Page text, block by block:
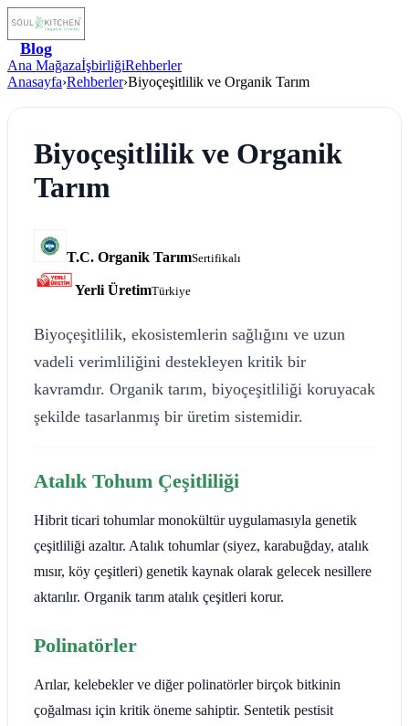
Blog
Ana MağazaİşbirliğiRehberler
Anasayfa›Rehberler›Biyoçeşitlilik ve Organik Tarım
Biyoçeşitlilik ve Organik
Tarım
T.C. Organik TarımSertifikalı
Yerli ÜretimTürkiye
Biyoçeşitlilik, ekosistemlerin sağlığını ve uzun
vadeli verimliliğini destekleyen kritik bir
kavramdır. Organik tarım, biyoçeşitliliği koruyacak
şekilde tasarlanmış bir üretim sistemidir.
Atalık Tohum Çeşitliliği
Hibrit ticari tohumlar monokültür uygulamasıyla genetik
çeşitliliği azaltır. Atalık tohumlar (siyez, karabuğday, atalık
mısır, köy çeşitleri) genetik kaynak olarak gelecek nesillere
aktarılır. Organik tarım atalık çeşitleri korur.
Polinatörler
Arılar, kelebekler ve diğer polinatörler birçok bitkinin
çoğalması için kritik öneme sahiptir. Sentetik pestisit